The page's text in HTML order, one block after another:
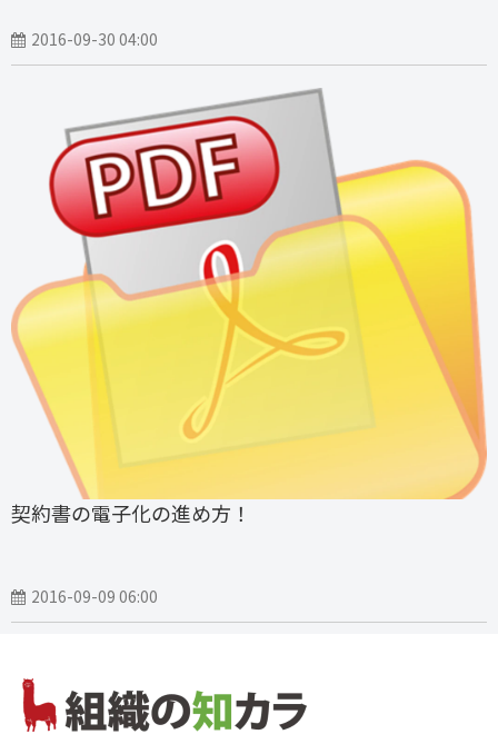
2016-09-30 04:00
契約書の電子化の進め方！
2016-09-09 06:00